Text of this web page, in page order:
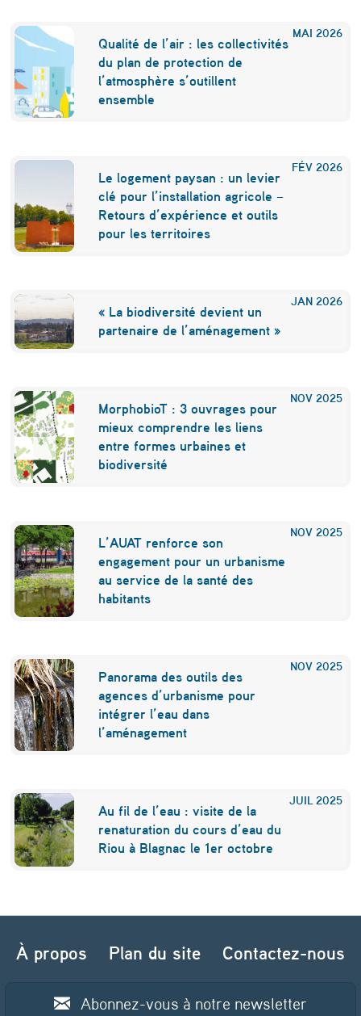
MAI 2026
Qualité de l’air : les collectivités
du plan de protection de
l’atmosphère s’outillent
ensemble
FÉV 2026
Le logement paysan : un levier
clé pour l’installation agricole –
Retours d’expérience et outils
pour les territoires
JAN 2026
« La biodiversité devient un
partenaire de l’aménagement »
NOV 2025
MorphobioT : 3 ouvrages pour
mieux comprendre les liens
entre formes urbaines et
biodiversité
NOV 2025
L’AUAT renforce son
engagement pour un urbanisme
au service de la santé des
habitants
NOV 2025
Panorama des outils des
agences d’urbanisme pour
intégrer l’eau dans
l’aménagement
JUIL 2025
Au fil de l’eau : visite de la
renaturation du cours d’eau du
Riou à Blagnac le 1er octobre
Navigation de l’article
À propos
Plan du site Contactez-nous
Abonnez-vous à notre newsletter